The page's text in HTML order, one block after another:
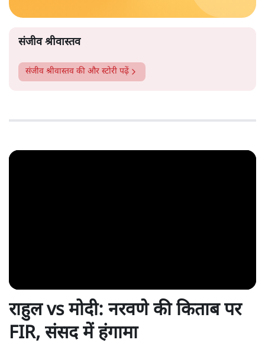
संजीव श्रीवास्तव
संजीव श्रीवास्तव की और स्टोरी पढ़ें
राहुल vs मोदी: नरवणे की किताब पर
FIR, संसद में हंगामा